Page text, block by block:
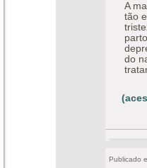
A
tão
do
Publicado